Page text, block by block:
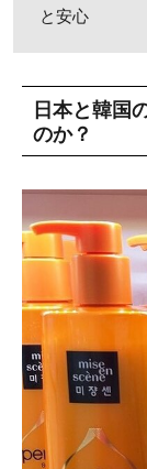
と安心
日本と韓国
のか？